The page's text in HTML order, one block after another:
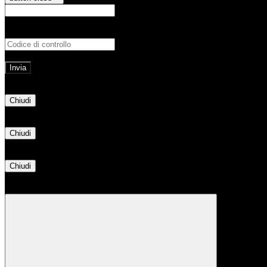
Chiudi
Chiudi
Chiudi